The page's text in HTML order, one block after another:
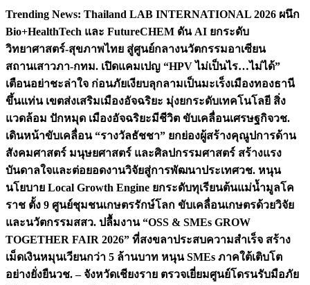
Skip
content
Trending News: Thailand LAB INTERNATIONAL 2026 ผนึก
Bio+HealthTech และ FutureCHEM ดัน AI ยกระดับ
วิทยาศาสตร์-สุขภาพไทย สู่ศูนย์กลางนวัตกรรมอาเซียน
สถานเสาวภา-กทม. เปิดแคมเปญ “HPV ไม่เป็นไร…ไม่ได้”
เตือนอย่าชะล่าใจ ก่อนภัยเงียบลุกลามเป็นมะเร็งเมืองทองธานี
ขึ้นแท่น เขตส่งเสริมเมืองอัจฉริยะ มุ่งยกระดับเทคโนโลยี สิ่ง
แวดล้อม ปักหมุด เมืองอัจฉริยะมีชีวิต ขับเคลื่อนเศรษฐกิจวช.
เดินหน้าขับเคลื่อน “รางวัลธัชชา” ยกย่องผู้สร้างคุณูปการด้าน
สังคมศาสตร์ มนุษยศาสตร์ และศิลปกรรมศาสตร์ สร้างแรง
บันดาลใจและต่อยอดงานวิจัยสู่การพัฒนาประเทศวช. หนุน
นโยบาย Local Growth Engine ยกระดับทุเรียนต้นแม่น้ำมูลโค
ราช ตั้ง 9 ศูนย์ชุมชนเกษตรรักษ์โลก ขับเคลื่อนเกษตรด้วยวิจัย
และนวัตกรรมสสว. ปลื้มงาน “OSS & SMEs GROW
TOGETHER FAIR 2026” ที่สงขลาประสบความสำเร็จ สร้าง
เม็ดเงินหมุนเวียนกว่า 5 ล้านบาท หนุน SMEs ภาคใต้เติบโต
อย่างยั่งยืนวช. – จังหวัดเชียงราย ตรวจเยี่ยมศูนย์โดรนรับมือภัย